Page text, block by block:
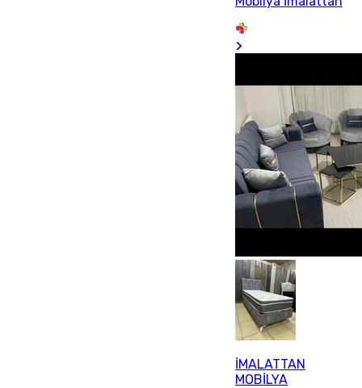
İMALATTAN
MOBİLYA